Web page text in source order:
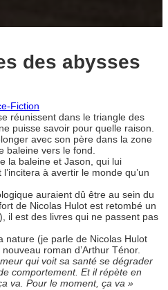
des abysses
Fiction
réunissent dans le triangle des
puisse savoir pour quelle raison.
avec son père dans la zone
baleine vers le fond.
la baleine et Jason, qui lui
à avertir le monde qu’un
auraient dû être au sein du
de Nicolas Hulot est retombé un
il est des livres qui ne passent pas
nature (je parle de Nicolas Hulot
roman d’Arthur Ténor.
qui voit sa santé se dégrader
comportement. Et il répète en
va. Pour le moment, ça va »